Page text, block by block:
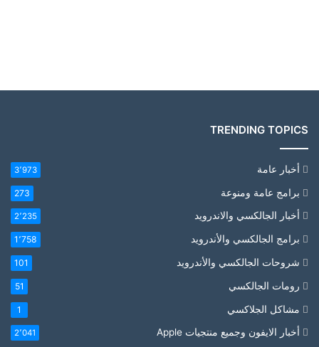
TRENDING TOPICS
أخبار عامة 3٬973
برامج عامة ومنوعة 273
أخبار الجالكسي والاندرويد 2٬235
برامج الجالكسي والأندرويد 1٬758
شروحات الجالكسي والأندرويد 101
رومات الجالكسي 51
مشاكل الجلاكسي 1
أخبار الايفون وجميع منتجيات Apple 2٬041